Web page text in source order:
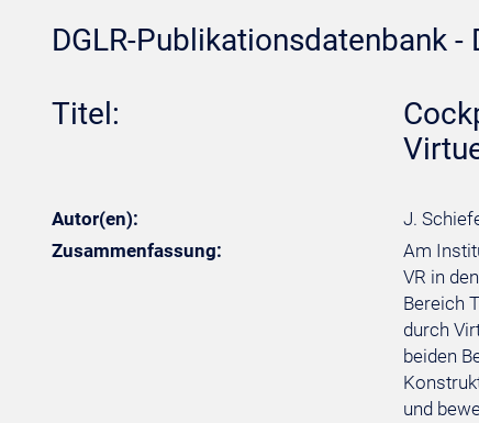
DGLR-Publikationsdatenbank -
Titel:
Autor(en):
J.
Zusammenfassung:
Am
VR in
Bereich
durch
beiden
und